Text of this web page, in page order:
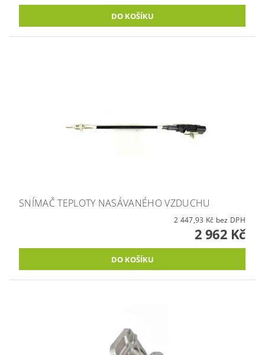
SNÍMAČ TEPLOTY NASÁVANÉHO VZDUCHU
2 447,93 Kč bez DPH
2 962 Kč